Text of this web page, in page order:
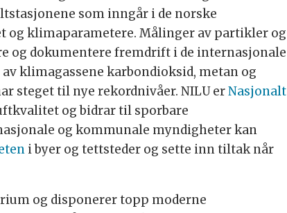
som inngår i de norske
klimaparametere. Målinger av partikler og
og dokumentere fremdrift i de internasjonale
klimagassene karbondioksid, metan og
steget til nye rekordnivåer. NILU erNasjonalt
og bidrar til sporbare
og kommunale myndigheter kan
i byer og tettsteder og sette inn tiltak når
og disponerer topp moderne